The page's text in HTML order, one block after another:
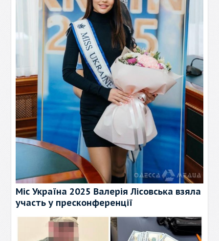
Міс Україна 2025 Валерія Лісовська взяла
участь у пресконференції